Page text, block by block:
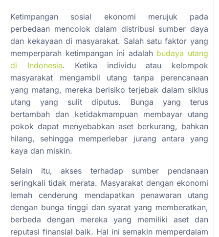
Ketimpangan sosial ekonomi merujuk pada
perbedaan mencolok dalam distribusi sumber daya
dan kekayaan di masyarakat. Salah satu faktor yang
memperparah ketimpangan ini adalah budaya utang
di Indonesia. Ketika individu atau kelompok
masyarakat mengambil utang tanpa perencanaan
yang matang, mereka berisiko terjebak dalam siklus
utang yang sulit diputus. Bunga yang terus
bertambah dan ketidakmampuan membayar utang
pokok dapat menyebabkan aset berkurang, bahkan
hilang, sehingga memperlebar jurang antara yang
kaya dan miskin.
Selain itu, akses terhadap sumber pendanaan
seringkali tidak merata. Masyarakat dengan ekonomi
lemah cenderung mendapatkan penawaran utang
dengan bunga tinggi dan syarat yang memberatkan,
berbeda dengan mereka yang memiliki aset dan
reputasi finansial baik. Hal ini semakin memperdalam